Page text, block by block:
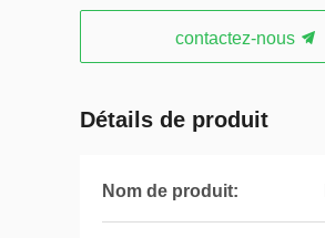
contactez-nous
Détails de produit
Nom de produit: